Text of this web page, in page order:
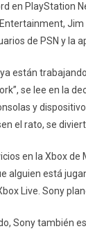
en PlayStation
de PSN y la
están
se lee en la
y
el rato, se
en la Xbox
alguien está
Live. Sony
Sony también